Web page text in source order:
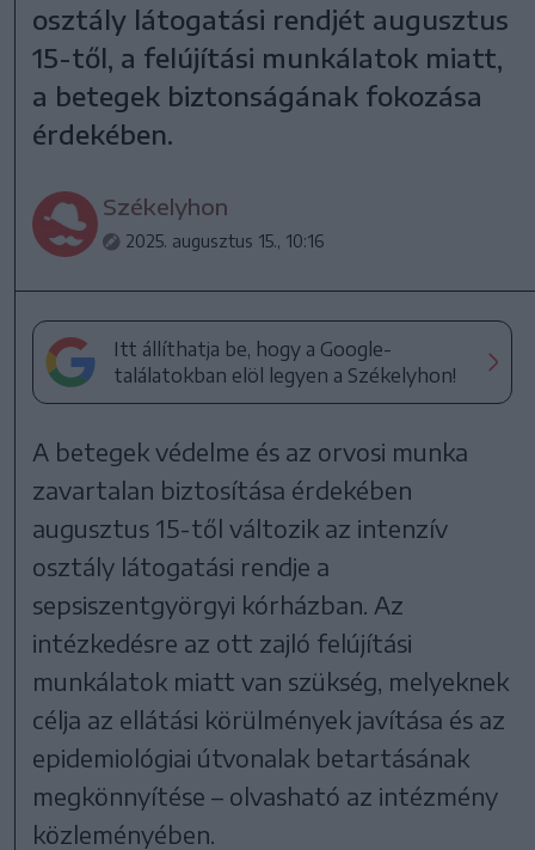
osztály látogatási rendjét augusztus
15-től, a felújítási munkálatok miatt,
a betegek biztonságának fokozása
érdekében.
Székelyhon
2025. augusztus 15., 10:16
Itt állíthatja be, hogy a Google-
találatokban elöl legyen a Székelyhon!
A betegek védelme és az orvosi munka
zavartalan biztosítása érdekében
augusztus 15-től változik az intenzív
osztály látogatási rendje a
sepsiszentgyörgyi kórházban. Az
intézkedésre az ott zajló felújítási
munkálatok miatt van szükség, melyeknek
célja az ellátási körülmények javítása és az
epidemiológiai útvonalak betartásának
megkönnyítése – olvasható az intézmény
közleményében.